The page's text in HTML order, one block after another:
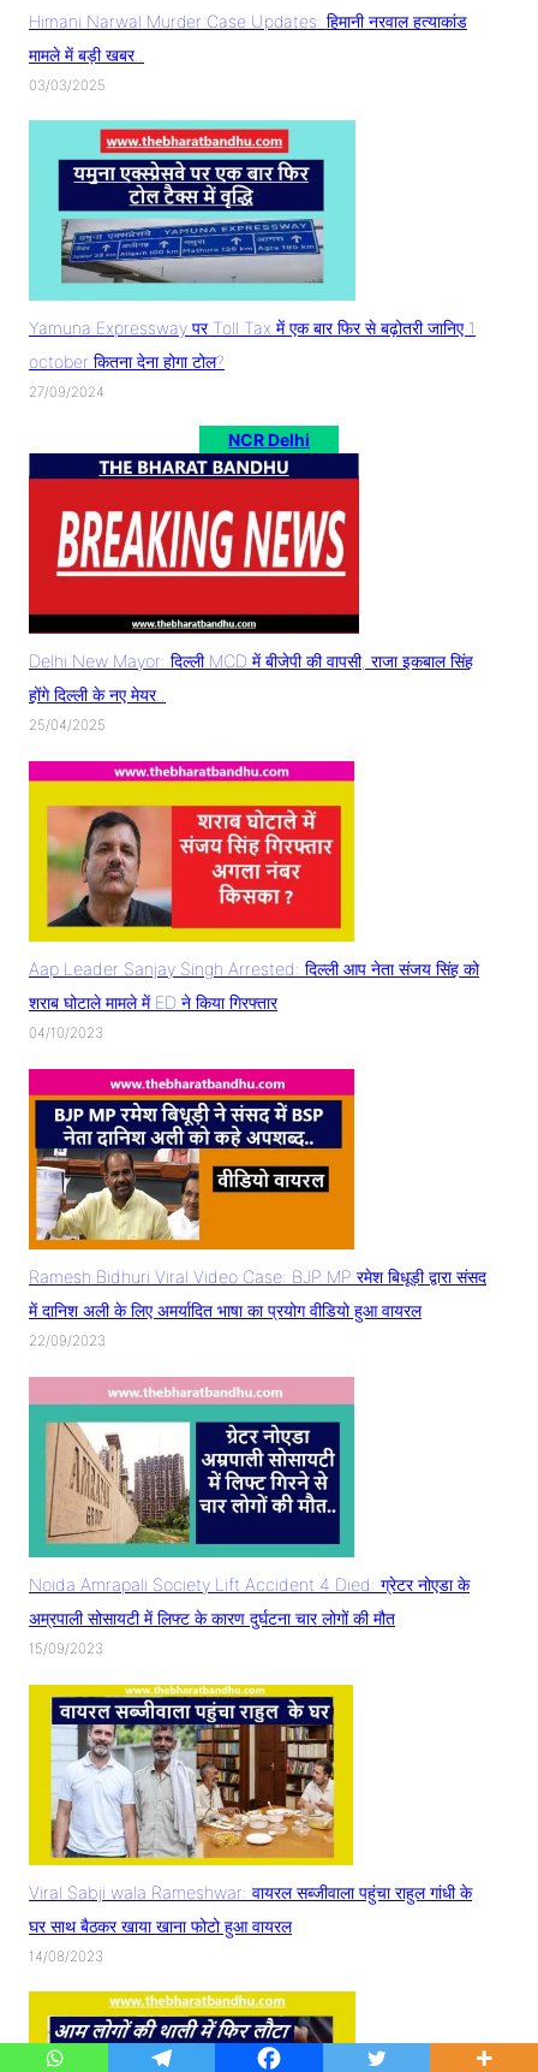
Himani Narwal Murder Case Updates: हिमानी नरवाल हत्याकांड
मामले में बड़ी खबर..
03/03/2025
Yamuna Expressway पर Toll Tax में एक बार फिर से बढ़ोतरी जानिए 1
october कितना देना होगा टोल?
27/09/2024
NCR Delhi
Delhi New Mayor: दिल्ली MCD में बीजेपी की वापसी, राजा इकबाल सिंह
होंगे दिल्ली के नए मेयर..
25/04/2025
Aap Leader Sanjay Singh Arrested: दिल्ली आप नेता संजय सिंह को
शराब घोटाले मामले में ED ने किया गिरफ्तार
04/10/2023
Ramesh Bidhuri Viral Video Case: BJP MP रमेश बिधूड़ी द्वारा संसद
में दानिश अली के लिए अमर्यादित भाषा का प्रयोग वीडियो हुआ वायरल
22/09/2023
Noida Amrapali Society Lift Accident 4 Died: ग्रेटर नोएडा के
अम्रपाली सोसायटी में लिफ्ट के कारण दुर्घटना चार लोगों की मौत
15/09/2023
Viral Sabji wala Rameshwar: वायरल सब्जीवाला पहुंचा राहुल गांधी के
घर साथ बैठकर खाया खाना फोटो हुआ वायरल
14/08/2023